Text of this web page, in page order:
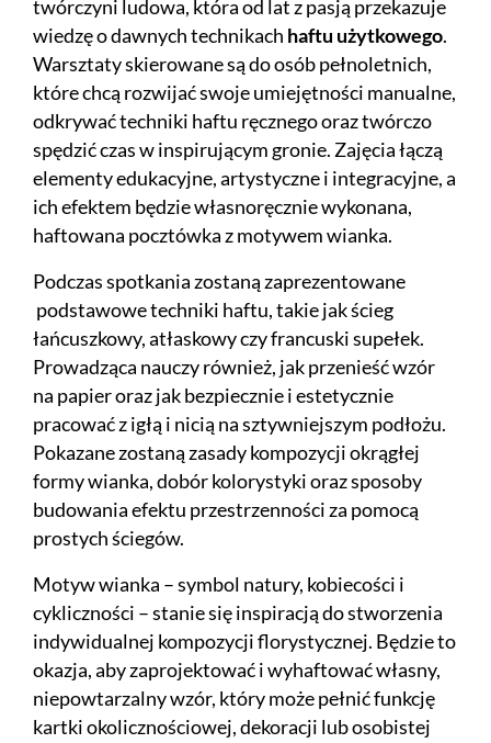
twórczyni ludowa, która od lat z pasją przekazuje
wiedzę o dawnych technikach haftu użytkowego.
Warsztaty skierowane są do osób pełnoletnich,
które chcą rozwijać swoje umiejętności manualne,
odkrywać techniki haftu ręcznego oraz twórczo
spędzić czas w inspirującym gronie. Zajęcia łączą
elementy edukacyjne, artystyczne i integracyjne, a
ich efektem będzie własnoręcznie wykonana,
haftowana pocztówka z motywem wianka.
Podczas spotkania zostaną zaprezentowane
podstawowe techniki haftu, takie jak ścieg
łańcuszkowy, atłaskowy czy francuski supełek.
Prowadząca nauczy również, jak przenieść wzór
na papier oraz jak bezpiecznie i estetycznie
pracować z igłą i nicią na sztywniejszym podłożu.
Pokazane zostaną zasady kompozycji okrągłej
formy wianka, dobór kolorystyki oraz sposoby
budowania efektu przestrzenności za pomocą
prostych ściegów.
Motyw wianka – symbol natury, kobiecości i
cykliczności – stanie się inspiracją do stworzenia
indywidualnej kompozycji florystycznej. Będzie to
okazja, aby zaprojektować i wyhaftować własny,
niepowtarzalny wzór, który może pełnić funkcję
kartki okolicznościowej, dekoracji lub osobistej